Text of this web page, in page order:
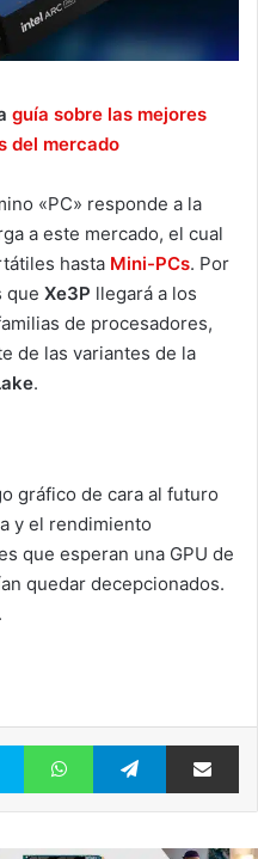
guía sobre las mejores
del mercado
«PC» responde a la
a este mercado, el cual
hasta Mini-PCs. Por
que Xe3P llegará a los
de procesadores,
de las variantes de la
.
gráfico de cara al futuro
y el rendimiento
que esperan una GPU de
quedar decepcionados.
Skype WhatsAppTelegram